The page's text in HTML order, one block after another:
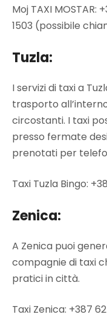
Moj TAXI
1503 (possibile
Tuzla:
I servizi di taxi a
trasporto
circostanti. I taxi
presso fermate
prenotati per
Taxi Tuzla Bingo:
Zenica:
A Zenica puoi
compagnie di taxi
pratici in città.
Taxi Zenica: +387